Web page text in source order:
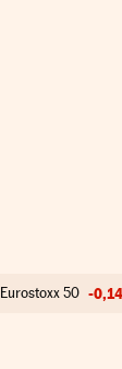
Eurostoxx 50 -